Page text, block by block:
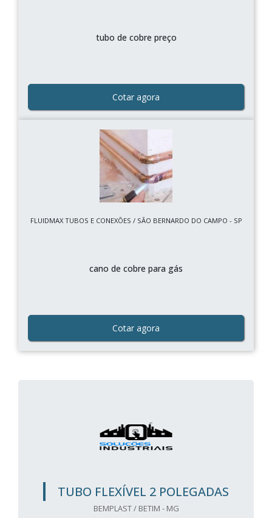
tubo de cobre preço
Cotar agora
FLUIDMAX TUBOS E CONEXÕES / SÃO BERNARDO DO CAMPO - SP
cano de cobre para gás
Cotar agora
TUBO FLEXÍVEL 2 POLEGADAS
BEMPLAST / BETIM - MG